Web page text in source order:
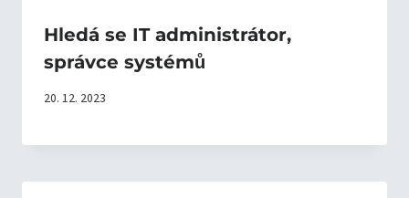
Hledá se IT administrátor,
správce systémů
20. 12. 2023